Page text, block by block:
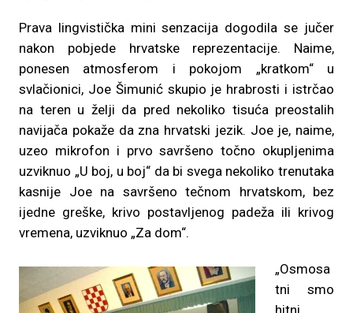
Prava lingvistička mini senzacija dogodila se jučer
nakon pobjede hrvatske reprezentacije. Naime,
ponesen atmosferom i pokojom „kratkom“ u
svlačionici, Joe Šimunić skupio je hrabrosti i istrčao
na teren u želji da pred nekoliko tisuća preostalih
navijača pokaže da zna hrvatski jezik. Joe je, naime,
uzeo mikrofon i prvo savršeno točno okupljenima
uzviknuo „U boj, u boj“ da bi svega nekoliko trenutaka
kasnije Joe na savršeno tečnom hrvatskom, bez
ijedne greške, krivo postavljenog padeža ili krivog
vremena, uzviknuo „Za dom“.
„Osmosa
tni smo
hitni